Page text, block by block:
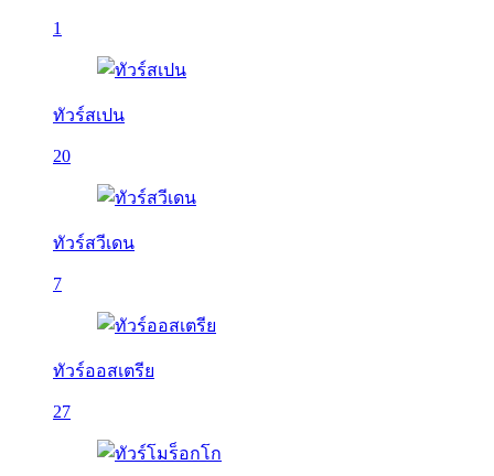
1
ทัวร์สเปน
20
ทัวร์สวีเดน
7
ทัวร์ออสเตรีย
27